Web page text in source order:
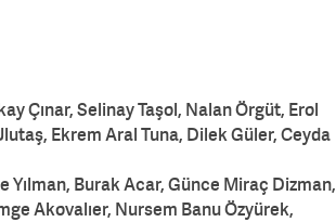
Çınar, Selinay Taşol, Nalan Örgüt, Erol
Ekrem Aral Tuna, Dilek Güler, Ceyda
Yılman, Burak Acar, Günce Miraç Dizman,
Akovalıer, Nursem Banu Özyürek,